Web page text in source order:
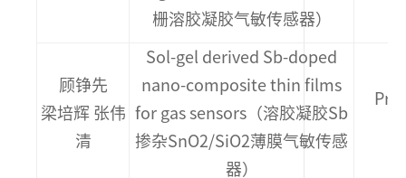
栅溶胶凝胶气敏传感器）
顾铮先
梁培辉 张伟
清
Sol-gel derived Sb-doped
nano-composite thin films
for gas sensors（溶胶凝胶Sb
掺杂SnO2/SiO2薄膜气敏传感
器）